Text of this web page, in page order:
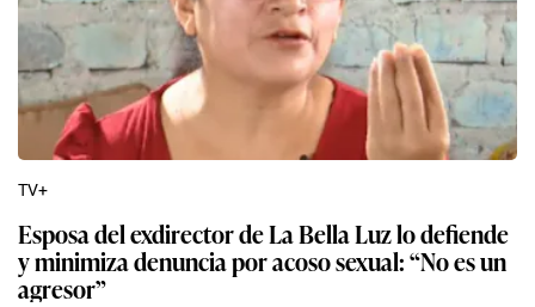
TV+
Esposa del exdirector de La Bella Luz lo defiende
y minimiza denuncia por acoso sexual: “No es un
agresor”